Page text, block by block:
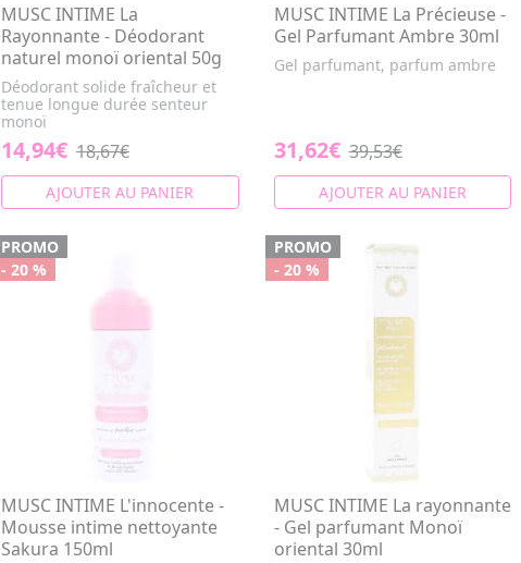
MUSC INTIME La
Rayonnante - Déodorant
naturel monoï oriental 50g
Déodorant solide fraîcheur et
tenue longue durée senteur
monoï
14,94€ 18,67€
AJOUTER AU PANIER
MUSC INTIME La Précieuse -
Gel Parfumant Ambre 30ml
Gel parfumant, parfum ambre
31,62€ 39,53€
AJOUTER AU PANIER
PROMO
- 20 %
MUSC INTIME L'innocente -
Mousse intime nettoyante
Sakura 150ml
PROMO
- 20 %
MUSC INTIME La rayonnante
- Gel parfumant Monoï
oriental 30ml